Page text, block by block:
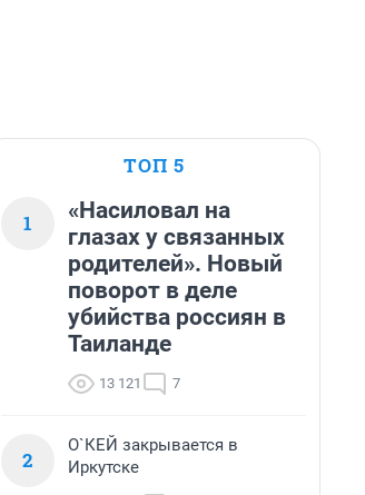
ТОП 5
1
«Насиловал на
глазах у связанных
родителей». Новый
поворот в деле
убийства россиян в
Таиланде
13 121 7
2
О`КЕЙ закрывается в
Иркутске